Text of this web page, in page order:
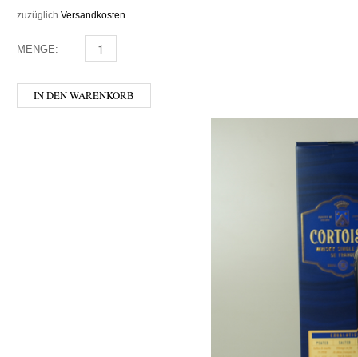
zuzüglich Versandkosten
MENGE: MEPHISTO ABSINTH MENGE
IN DEN WARENKORB